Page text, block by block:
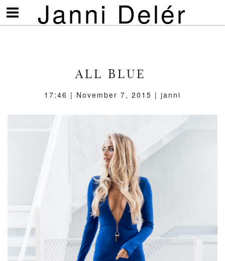
Janni Delér
Visa/göm
meny
ALL BLUE
17:46 | November 7, 2015 | janni